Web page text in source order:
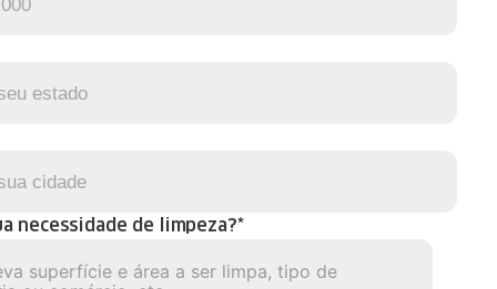
necessidade de limpeza?*